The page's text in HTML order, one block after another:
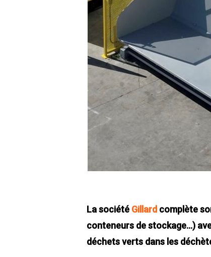
La société Gillard complète
conteneurs de stockage…)
déchets verts dans les